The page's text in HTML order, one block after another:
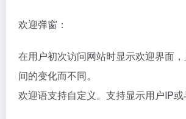
欢迎弹窗：
在用户初次访问网站时显示欢迎界面
间的变化而不同。
欢迎语支持自定义。支持显示用户IP或